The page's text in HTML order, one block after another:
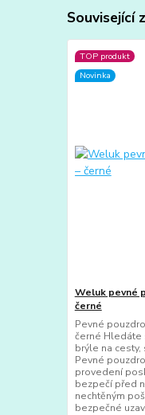
Související
TOP produkt
Novinka
Weluk pevné
černé
Pevné
černé Hledáte
brýle na
Pevné
provedení
bezpečí před
nechtěným
bezpečné